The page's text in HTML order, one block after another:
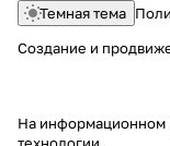
Темная тема
Создание и
На информационном